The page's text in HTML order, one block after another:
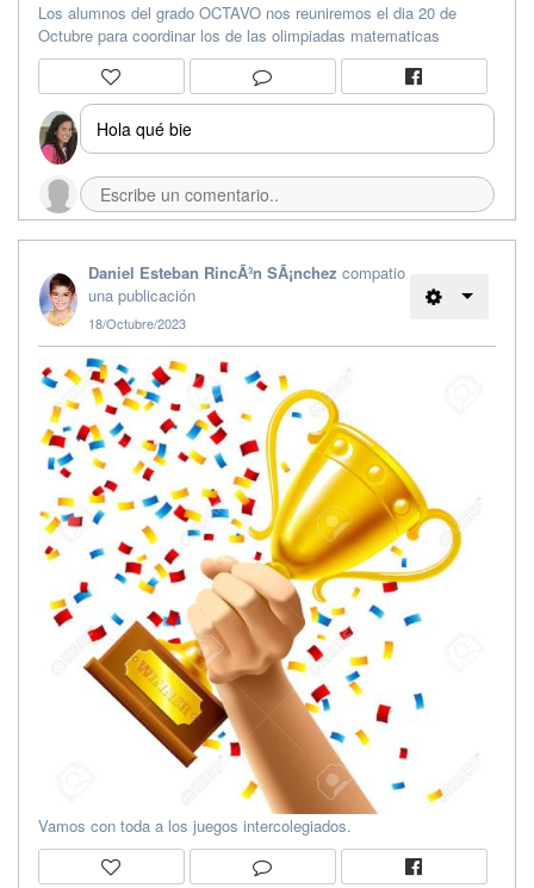
Los alumnos del grado OCTAVO nos reuniremos el dia 20 de
Octubre para coordinar los de las olimpiadas matematicas
Hola qué bie
Daniel Esteban RincÃ³n SÃ¡nchez compatio
una publicación
18/Octubre/2023
Vamos con toda a los juegos intercolegiados.